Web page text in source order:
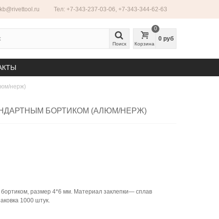
Тел: +7-343-237-03-06, +7-343-344-62-63
Поиск Корзина
0
0 руб
нерж)
БОРТИКОМ (АЛЮМ/НЕРЖ)
размер 4*6 мм. Материал заклепки— сплав
1000 штук.